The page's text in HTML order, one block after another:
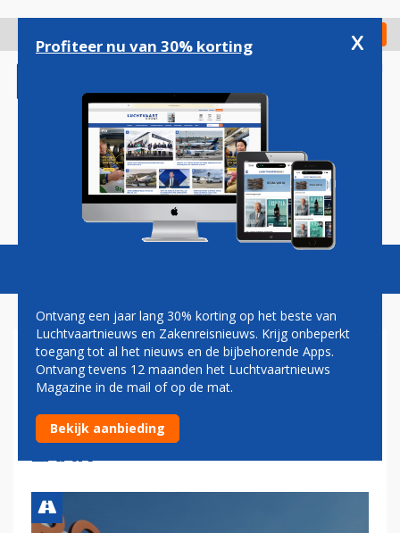
gaan
Check in
Magazine Podcasts Vacatures
GRONDWETTELIJK HOF
VINDT VLIEGTAKS IN BELGIË
'BILLIJK', RYANAIR VERLIEST
ZAAK
Profiteer nu van 30% korting x
Ontvang een jaar lang 30% korting op het beste van
Luchtvaartnieuws en Zakenreisnieuws. Krijg onbeperkt
toegang tot al het nieuws en de bijbehorende Apps.
Ontvang tevens 12 maanden het Luchtvaartnieuws
Magazine in de mail of op de mat.
Bekijk aanbieding